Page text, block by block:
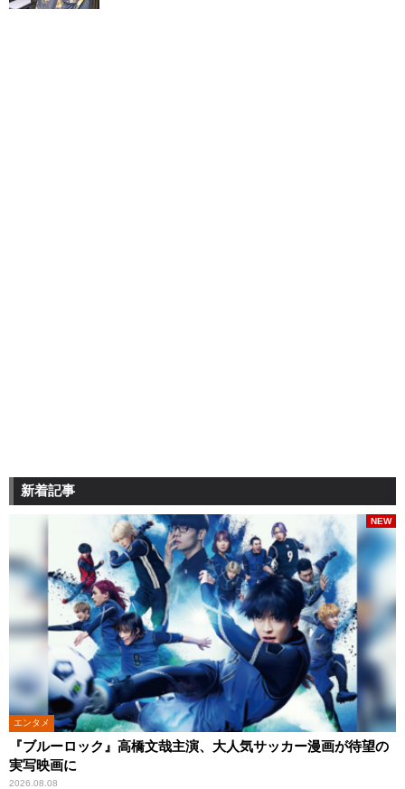
新着記事
エンタメ
『ブルーロック』高橋文哉主演、大人気サッカー漫画が待望の
実写映画に
2026.08.08
NEW